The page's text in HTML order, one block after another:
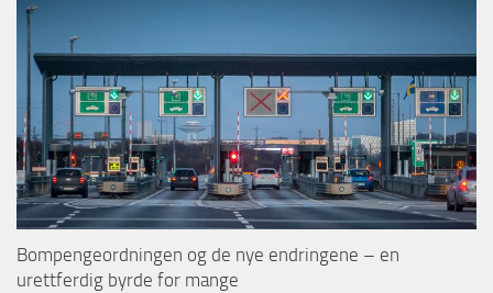
Bompengeordningen og de nye endringene – en
urettferdig byrde for mange